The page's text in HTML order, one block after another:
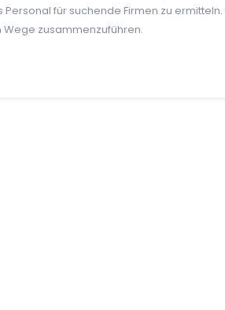
für suchende Firmen zu ermitteln.
zusammenzuführen.